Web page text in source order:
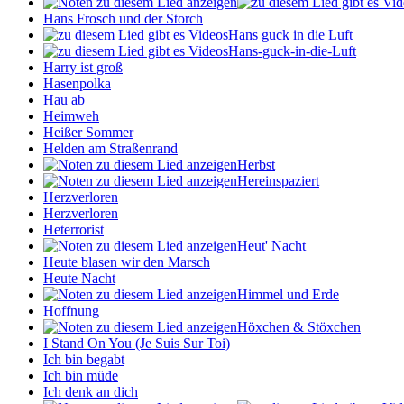
Hans Frosch und der Storch
Hans guck in die Luft
Hans-guck-in-die-Luft
Harry ist groß
Hasenpolka
Hau ab
Heimweh
Heißer Sommer
Helden am Straßenrand
Herbst
Hereinspaziert
Herzverloren
Herzverloren
Heterrorist
Heut' Nacht
Heute blasen wir den Marsch
Heute Nacht
Himmel und Erde
Hoffnung
Höxchen & Stöxchen
I Stand On You (Je Suis Sur Toi)
Ich bin begabt
Ich bin müde
Ich denk an dich